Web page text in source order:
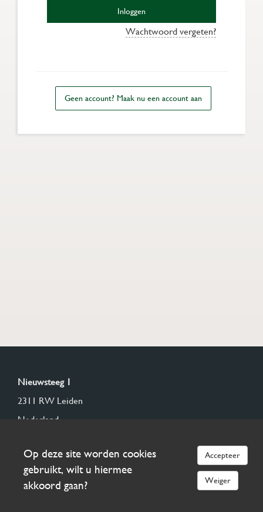
Inloggen
Wachtwoord vergeten?
Geen account? Maak nu een account aan
Nieuwsteeg 1
2311 RW Leiden
Nederland
(+31) 71 5126381
E-mail veilinghuis
E-mail biedingen
Op deze site worden cookies
gebruikt, wilt u hiermee
akkoord gaan?
Accepteer
Weiger